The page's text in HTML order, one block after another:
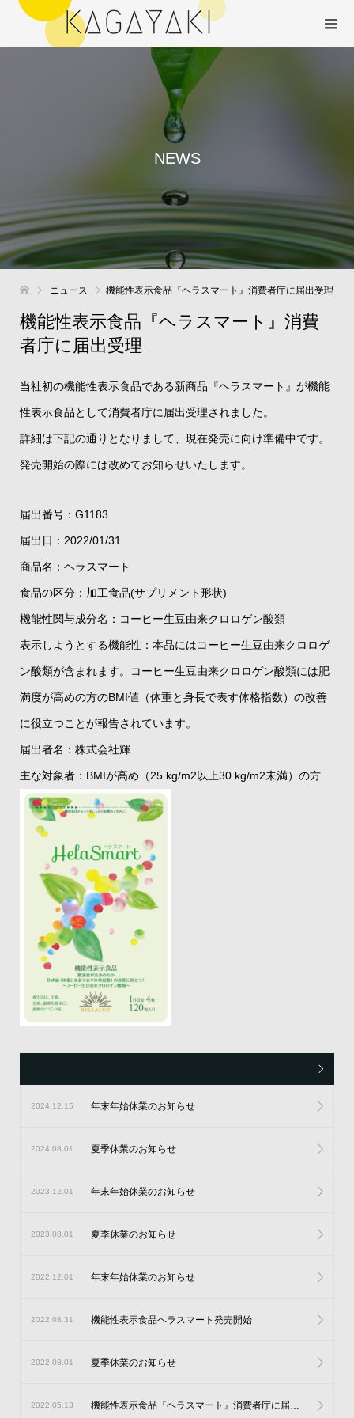
NEWS
ニュース 機能性表示食品『ヘラスマート』消費者庁に届出受理
機能性表示食品『ヘラスマート』消費
者庁に届出受理
当社初の機能性表示食品である新商品『ヘラスマート』が機能
性表示食品として消費者庁に届出受理されました。
詳細は下記の通りとなりまして、現在発売に向け準備中です。
発売開始の際には改めてお知らせいたします。
届出番号：G1183
届出日：2022/01/31
商品名：ヘラスマート
食品の区分：加工食品(サプリメント形状)
機能性関与成分名：コーヒー生豆由来クロロゲン酸類
表示しようとする機能性：本品にはコーヒー生豆由来クロロゲ
ン酸類が含まれます。コーヒー生豆由来クロロゲン酸類には肥
満度が高めの方のBMI値（体重と身長で表す体格指数）の改善
に役立つことが報告されています。
届出者名：株式会社輝
主な対象者：BMIが高め（25 kg/m2以上30 kg/m2未満）の方
2024.12.15 年末年始休業のお知らせ
2024.08.01 夏季休業のお知らせ
2023.12.01 年末年始休業のお知らせ
2023.08.01 夏季休業のお知らせ
2022.12.01 年末年始休業のお知らせ
2022.08.31 機能性表示食品ヘラスマート発売開始
2022.08.01 夏季休業のお知らせ
2022.05.13 機能性表示食品『ヘラスマート』消費者庁に届出受理